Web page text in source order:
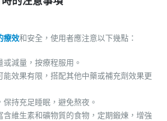
療效和安全，使用者應注意以下幾點：
減量，按療程服用。
效果有限，搭配其他中藥或補充劑效果更
持充足睡眠，避免熬夜。
維生素和礦物質的食物，定期鍛煉，增強